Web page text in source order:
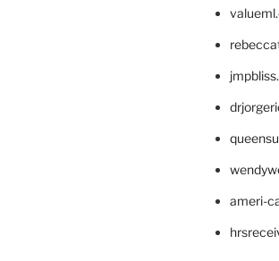
ameri-